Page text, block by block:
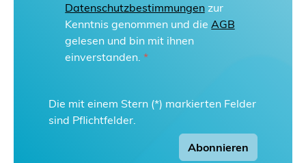
Datenschutzbestimmungen zur
Kenntnis genommen und die AGB
gelesen und bin mit ihnen
einverstanden. *
Die mit einem Stern (*) markierten Felder
sind Pflichtfelder.
Abonnieren